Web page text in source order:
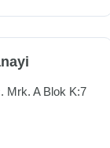
Mrk. A Blok K:7